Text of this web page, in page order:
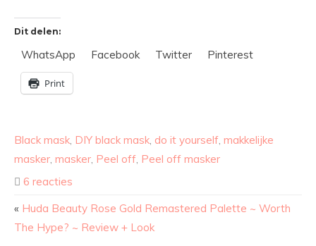
Dit delen:
WhatsApp Facebook Twitter Pinterest
Print
Black mask, DIY black mask, do it yourself, makkelijke
masker, masker, Peel off, Peel off masker
6 reacties
« Huda Beauty Rose Gold Remastered Palette ~ Worth
The Hype? ~ Review + Look